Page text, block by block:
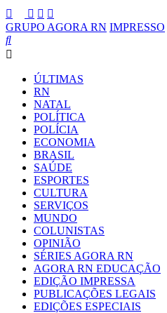
GRUPO AGORA RN IMPRESSO
ÚLTIMAS
RN
NATAL
POLÍTICA
POLÍCIA
ECONOMIA
BRASIL
SAÚDE
ESPORTES
CULTURA
SERVIÇOS
MUNDO
COLUNISTAS
OPINIÃO
SÉRIES AGORA RN
AGORA RN EDUCAÇÃO
EDIÇÃO IMPRESSA
PUBLICAÇÕES LEGAIS
EDIÇÕES ESPECIAIS